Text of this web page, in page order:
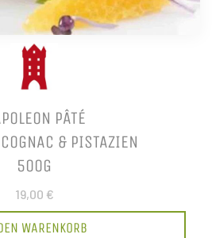
PÂTÉ
& PISTAZIEN
500G
19,00 €
WARENKORB